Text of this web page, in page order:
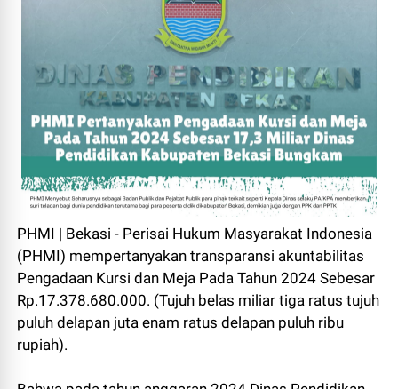
PHMI | Bekasi - Perisai Hukum Masyarakat Indonesia
(PHMI) mempertanyakan transparansi akuntabilitas
Pengadaan Kursi dan Meja Pada Tahun 2024 Sebesar
Rp.17.378.680.000. (Tujuh belas miliar tiga ratus tujuh
puluh delapan juta enam ratus delapan puluh ribu
rupiah).